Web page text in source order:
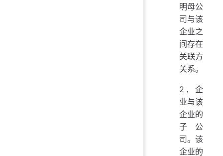
明母公
司与该
企业之
间存在
关联方
关系。
2．企
业与该
企业的
子公
司。该
企业的